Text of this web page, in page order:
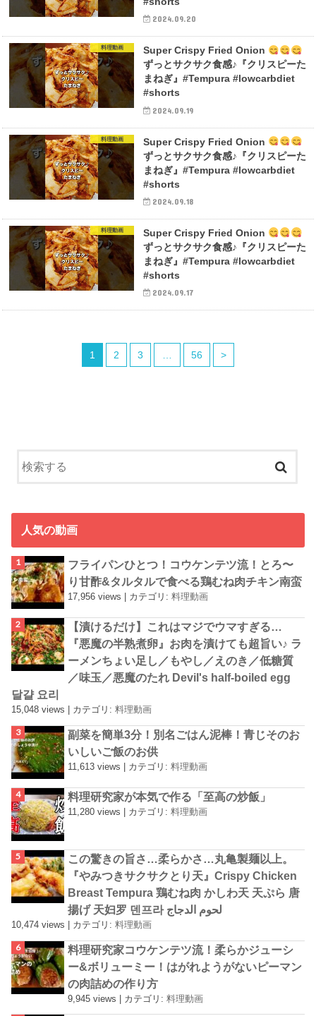
2024.09.20
料理動画
Super Crispy Fried Onion
ずっとサクサク食感♪『クリスピーた
まねぎ』#Tempura #lowcarbdiet
#shorts
2024.09.19
料理動画
Super Crispy Fried Onion
ずっとサクサク食感♪『クリスピーた
まねぎ』#Tempura #lowcarbdiet
#shorts
2024.09.18
料理動画
Super Crispy Fried Onion
ずっとサクサク食感♪『クリスピーた
まねぎ』#Tempura #lowcarbdiet
#shorts
2024.09.17
1 2 3 56 >
人気の動画
フライパンひとつ！コウケンテツ流！とろ〜
り甘酢&タルタルで食べる鶏むね肉チキン南蛮
17,956 views カテゴリ:料理動画
【漬けるだけ】これはマジでウマすぎる…
『悪魔の半熟煮卵』お肉を漬けても超旨い♪ ラ
ーメンちょい足し／もやし／えのき／低糖質
／味玉／悪魔のたれ Devil's half-boiled egg
달걀 요리
15,048 views カテゴリ:料理動画
副菜を簡単3分！別名ごはん泥棒！青じそのお
いしいご飯のお供
11,613 views | カテゴリ:料理動画
料理研究家が本気で作る「至高の炒飯」
11,280 views カテゴリ:料理動画
この驚きの旨さ…柔らかさ…丸亀製麺以上。
『やみつきサクサクとり天』Crispy Chicken
Breast Tempura 鶏むね肉 かしわ天 天ぷら 唐
揚げ 天妇罗 덴프라 لحوم الدجاج
10,474 views カテゴリ:料理動画
料理研究家コウケンテツ流！柔らかジューシ
ー&ボリューミー！はがれようがないピーマン
の肉詰めの作り方
9,945 views カテゴリ:料理動画